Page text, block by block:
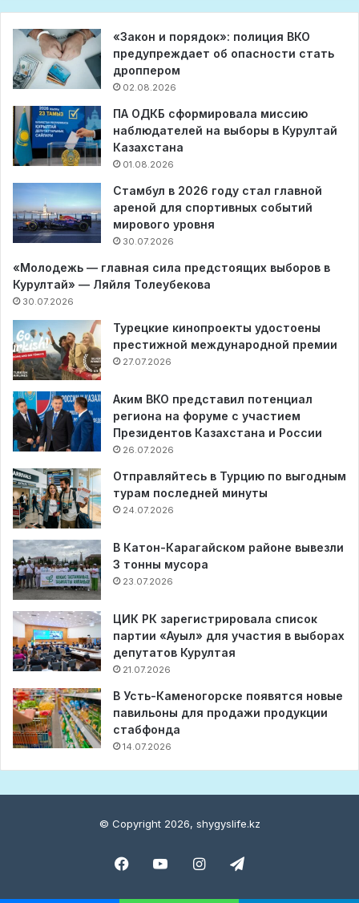
«Закон и порядок»: полиция ВКО
предупреждает об опасности стать
дроппером
02.08.2026
ПА ОДКБ сформировала миссию
наблюдателей на выборы в Курултай
Казахстана
01.08.2026
Стамбул в 2026 году стал главной
ареной для спортивных событий
мирового уровня
30.07.2026
«Молодежь — главная сила предстоящих выборов в
Курултай» — Ляйля Толеубекова
30.07.2026
Турецкие кинопроекты удостоены
престижной международной премии
27.07.2026
Аким ВКО представил потенциал
региона на форуме с участием
Президентов Казахстана и России
26.07.2026
Отправляйтесь в Турцию по выгодным
турам последней минуты
24.07.2026
В Катон-Карагайском районе вывезли
3 тонны мусора
23.07.2026
ЦИК РК зарегистрировала список
партии «Ауыл» для участия в выборах
депутатов Курултая
21.07.2026
В Усть-Каменогорске появятся новые
павильоны для продажи продукции
стабфонда
14.07.2026
© Copyright 2026, shygyslife.kz
Facebook
YouTubeInstagramTelegram